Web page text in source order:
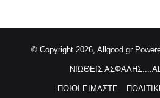
© Copyright 2026, Allgood.gr
ΝΙΩΘΕΙΣ
ΠΟΙΟΙ ΕΙΜΑΣΤΕ